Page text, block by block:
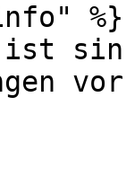
%}
ist